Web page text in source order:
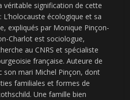
véritable signification de cette
L’holocauste écologique et sa
expliqués par Monique Pinçon-
Charlot est sociologue,
au CNRS et spécialiste
française. Auteure de
son mari Michel Pinçon, dont
familiales et formes de
Une famille bien